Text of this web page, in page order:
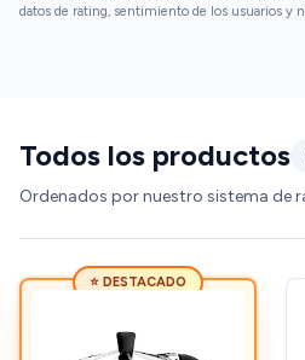
datos de rating, sentimiento de los usuarios y
Todos los productos
Ordenados por nuestro sistema de
⭐ DESTACADO